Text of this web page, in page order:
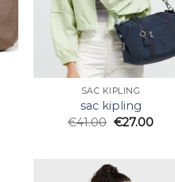
SAC KIPLING
sac kipling
€41.00 €27.00